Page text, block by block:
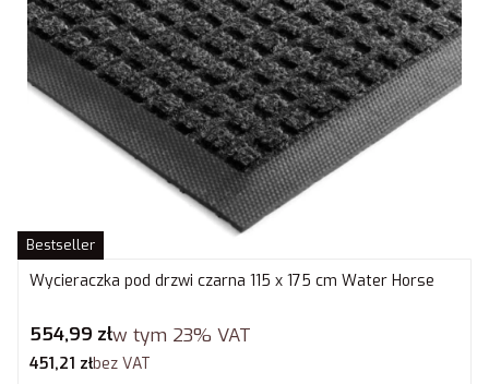
Bestseller
Wycieraczka pod drzwi czarna 115 x 175 cm Water Horse
Cena brutto
554,99 złw tym 23% VAT
Cena netto
451,21 złbez VAT